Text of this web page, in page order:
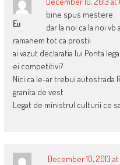
Eu
bine spus mestere
dar la noi ca la noi
ramanem tot ca prostii
ai vazut declaratia lui Ponta
ei competitivi?
Nici ca le-ar trebui autostrada
granita de vest
Legat de ministrul culturii ce
December 10, 2013